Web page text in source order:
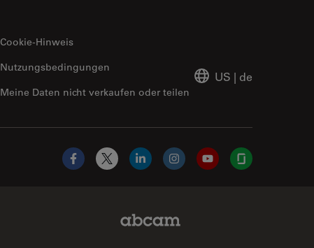
Cookie-Hinweis
Meine Daten nicht verkaufen oder teilen
Nutzungsbedingungen
US | de
Facebook
X LinkedInInstagramYouTubeGlassdoor